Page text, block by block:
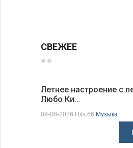
СВЕЖЕЕ
Летнее настроение с
Любо Ки…
09-08-2026 Hits:66 Музыка